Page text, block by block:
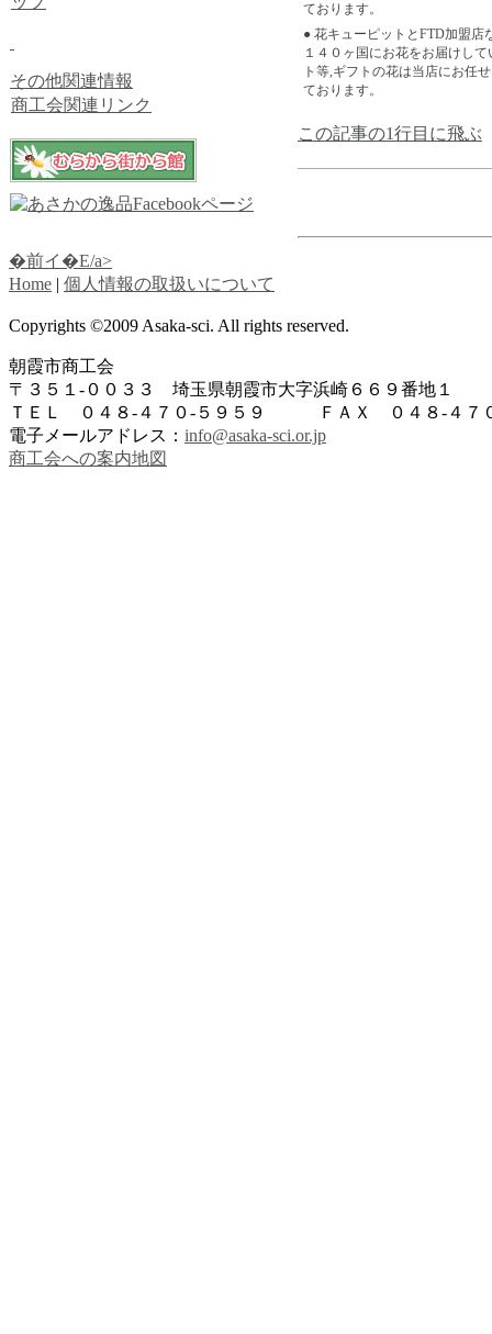
その他関連情報
商工会関連リンク
ております。
● 花キューピットとFTD加盟店
１４０ヶ国にお花をお届けし
ト等,ギフトの花は当店にお任
ております。
この記事の1行目に飛ぶ
�前イ�E/a>
Home | 個人情報の取扱いについて
Copyrights ©2009 Asaka-sci. All rights reserved.
朝霞市商工会
〒３５１-００３３ 埼玉県朝霞市大字浜崎６６９番地１
ＴＥＬ ０４８-４７０-５９５９ ＦＡＸ ０４８-４７
電子メールアドレス： info@asaka-sci.or.jp
商工会への案内地図